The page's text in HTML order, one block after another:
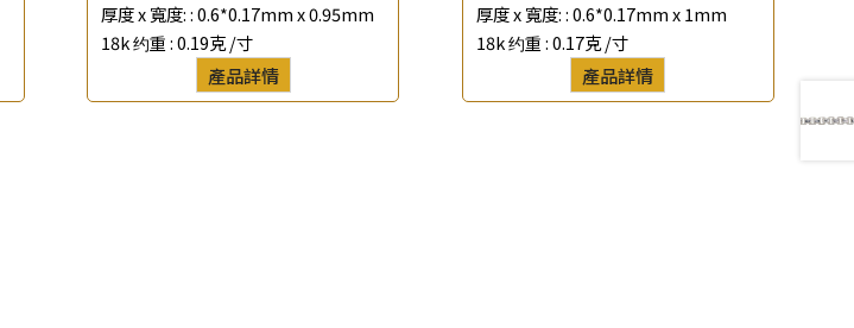
厚度 x 寬度: : 0.6*0.17mm x 0.95mm
18k 约重 :0.19克 /寸
產品詳情
厚度 x 寬度: :0.6*0.17mm x 1mm
18k 约重 :0.17克 /寸
產品詳情